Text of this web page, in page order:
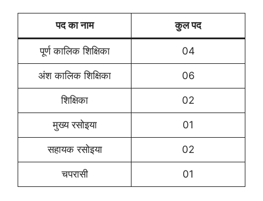
पद का नाम कुल पद
पूर्ण कालिक शिक्षिका 04
अंश कालिक शिक्षिका 06
शिक्षिका 02
मुख्य रसोइया 01
सहायक रसोइया 02
चपरासी 01